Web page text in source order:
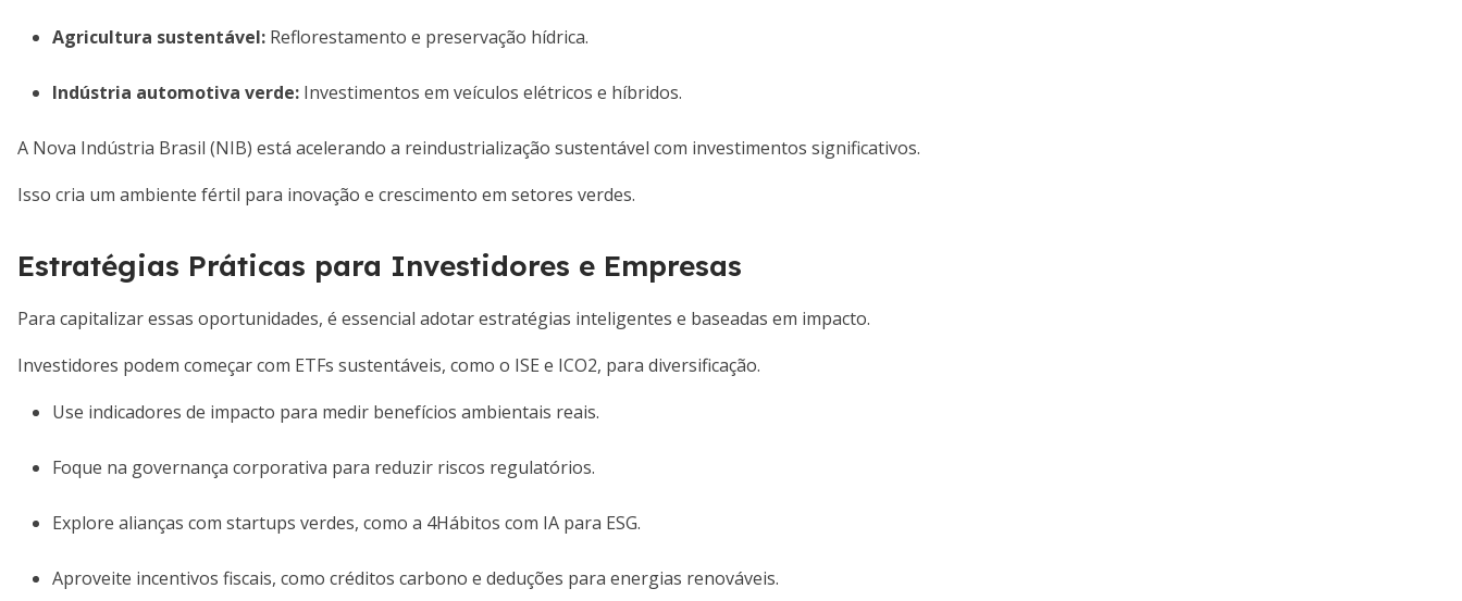
Agricultura sustentável: Reflorestamento e preservação hídrica.
Indústria automotiva verde: Investimentos em veículos elétricos e híbridos.
A Nova Indústria Brasil (NIB) está acelerando a reindustrialização sustentável com investimentos significativos.
Isso cria um ambiente fértil para inovação e crescimento em setores verdes.
Estratégias Práticas para Investidores e Empresas
Para capitalizar essas oportunidades, é essencial adotar estratégias inteligentes e baseadas em impacto.
Investidores podem começar com ETFs sustentáveis, como o ISE e ICO2, para diversificação.
Use indicadores de impacto para medir benefícios ambientais reais.
Foque na governança corporativa para reduzir riscos regulatórios.
Explore alianças com startups verdes, como a 4Hábitos com IA para ESG.
Aproveite incentivos fiscais, como créditos carbono e deduções para energias renováveis.